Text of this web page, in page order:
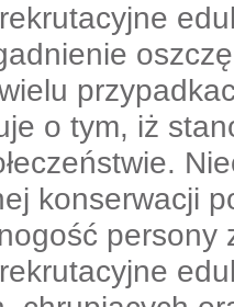
o tym, iż
konserwacji
persony